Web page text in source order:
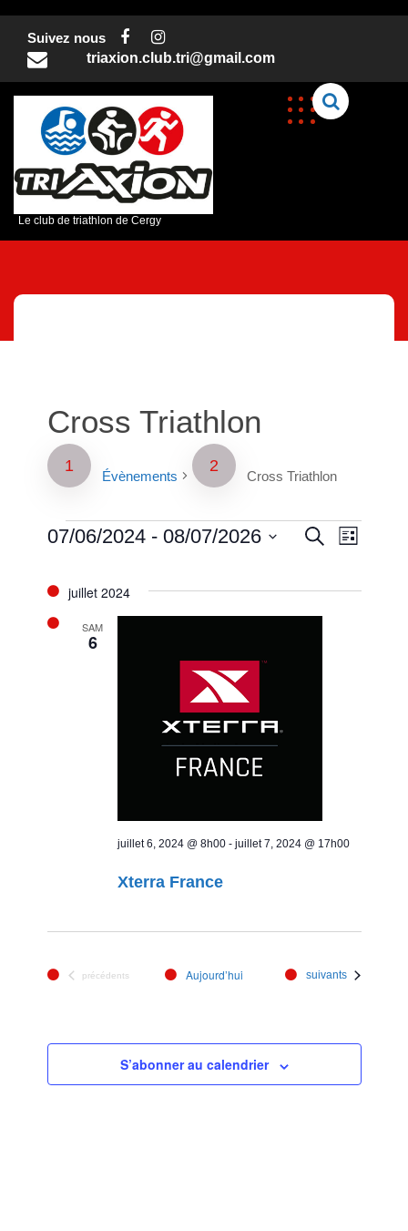
contentSuivez nous
triaxion.club.tri@gmail.com
Le club de triathlon de Cergy
Cross Triathlon
Évènements Cross Triathlon
Évènements
et
Recherche
Liste
07/06/2024 - 08/07/2026
date.juillet 2024
SAM
6
Xterra France
juillet 6, 2024 @ 8h00- juillet 7, 2024 @ 17h00
Évènements
précédents Aujourd’hui Évènements
suivants
S’abonner au calendrier